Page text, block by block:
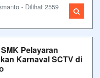
- Dilihat 2559
Pelayaran
Karnaval SCTV di